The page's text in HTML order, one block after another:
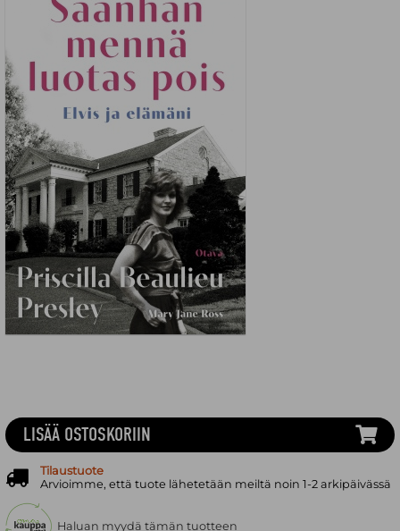
LISÄÄ OSTOSKORIIN
Tilaustuote
Arvioimme, että tuote lähetetään meiltä noin 1-2 arkipäivässä
Haluan myydä tämän tuotteen